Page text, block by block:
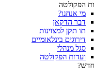
הפקולטה
מי אנחנו?
דבר הדקאן
תו תקן למצוינות
דירוגים בינלאומיים
סגל מנהלי
ועדות הפקולטה